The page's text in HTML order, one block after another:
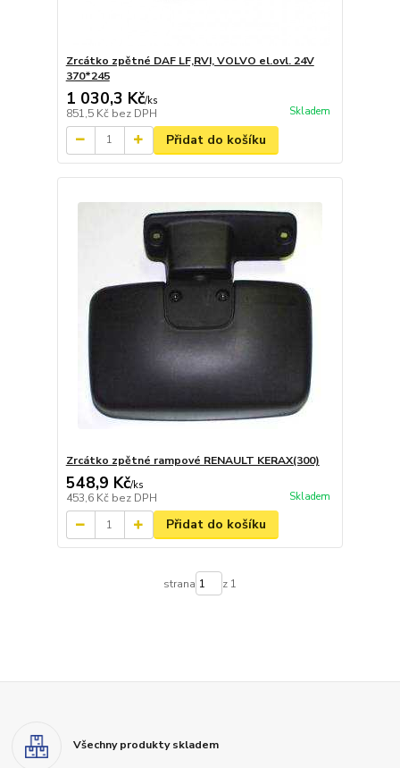
Zrcátko zpětné DAF LF,RVI, VOLVO el.ovl. 24V
370*245
1 030,3 Kč/ks
851,5 Kč bez DPH Skladem
Přidat do košíku
Zrcátko zpětné rampové RENAULT KERAX(300)
548,9 Kč/ks
453,6 Kč bez DPH Skladem
Přidat do košíku
strana z 1
Všechny produkty skladem